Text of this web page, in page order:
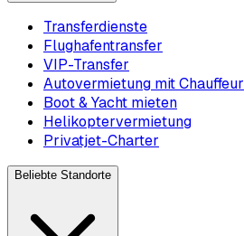
Transferdienste
Flughafentransfer
VIP-Transfer
Autovermietung mit Chauffeur
Boot & Yacht mieten
Helikoptervermietung
Privatjet-Charter
Beliebte Standorte